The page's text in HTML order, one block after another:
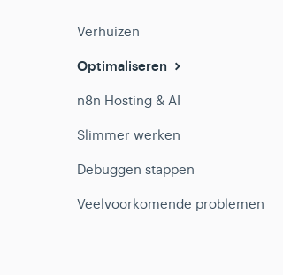
Verhuizen
Optimaliseren
n8n Hosting & AI
Slimmer werken
Debuggen stappen
Veelvoorkomende problemen